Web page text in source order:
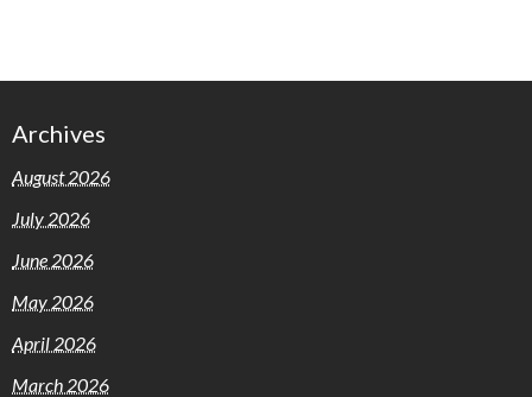
Archives
August 2026
July 2026
June 2026
May 2026
April 2026
March 2026